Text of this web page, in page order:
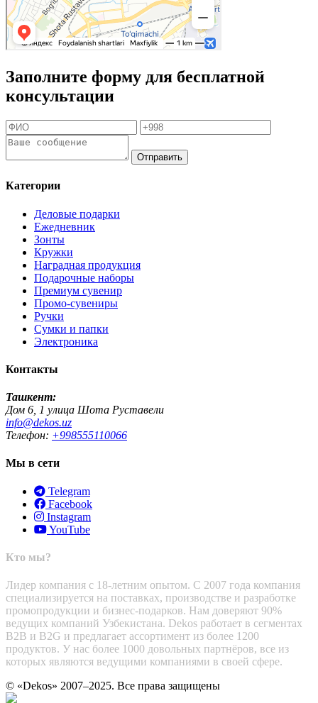
Заполните форму для бесплатной
консультации
Отправить
Категории
Деловые подарки
Ежедневник
Зонты
Кружки
Наградная продукция
Подарочные наборы
Премиум сувенир
Промо-сувениры
Ручки
Сумки и папки
Электроника
Контакты
Ташкент:
Дом 6, 1 улица Шота Руставели
info@dekos.uz
Телефон: +998555110066
Мы в сети
Telegram
Facebook
Instagram
YouTube
Кто мы?
Лидер компания с 18-летним опытом. С 2007 года компания
специализируется на поставках, производстве и разработке
промопродукции и бизнес-подарков. Нам доверяют 90%
ведущих компаний Узбекистана. Dekos работает в сегментах
B2B и B2G и предлагает ассортимент из более 1200
продуктов. У нас более 1000 довольных партнёров, все из
которых являются ведущими компаниями в своей сфере.
© «Dekos» 2007–2025. Все права защищены